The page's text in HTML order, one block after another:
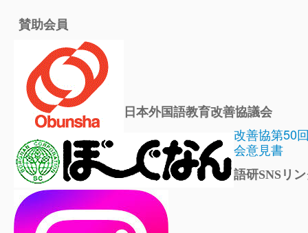
賛助会員
日本外国語教育改善協議会
改善協第50
会意見書
語研SNSリ